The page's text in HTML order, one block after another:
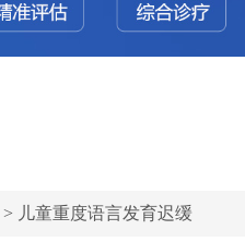
> 儿童重度语言发育迟缓